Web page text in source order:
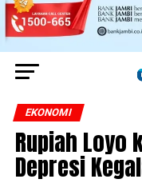
EKONOMI
Rupiah Loyo
Depresi